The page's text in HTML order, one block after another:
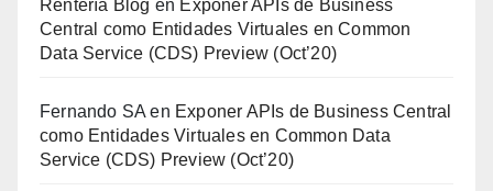
Rentería Blog en Exponer APIs de Business
Central como Entidades Virtuales en Common
Data Service (CDS) Preview (Oct’20)
Fernando SA en Exponer APIs de Business Central
como Entidades Virtuales en Common Data
Service (CDS) Preview (Oct’20)